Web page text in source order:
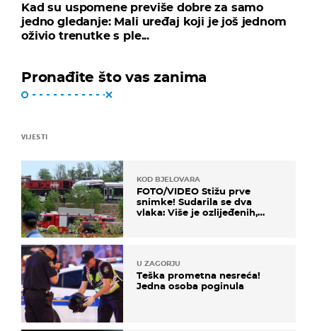
Kad su uspomene previše dobre za samo
jedno gledanje: Mali uređaj koji je još jednom
oživio trenutke s ple...
Pronađite što vas zanima
VIJESTI
KOD BJELOVARA
FOTO/VIDEO Stižu prve
snimke! Sudarila se dva
vlaka: Više je ozlijeđenih,
U ZAGORJU
Teška prometna nesreća!
Jedna osoba poginula